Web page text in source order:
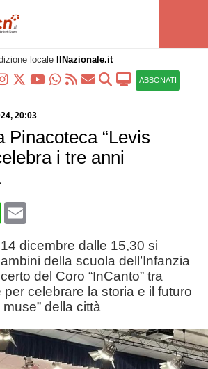
locale IlNazionale.it
ABBONATI
, 20:03
Pinacoteca “Levis
i tre anni
WhatsApp
Email
dicembre dalle 15,30 si
della scuola dell’Infanzia
del Coro “InCanto” tra
per celebrare la storia e il futuro
della città